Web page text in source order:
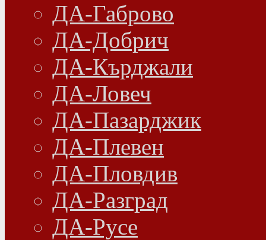
ДА-Габрово
ДА-Добрич
ДА-Кърджали
ДА-Ловеч
ДА-Пазарджик
ДА-Плевен
ДА-Пловдив
ДА-Разград
ДА-Русе